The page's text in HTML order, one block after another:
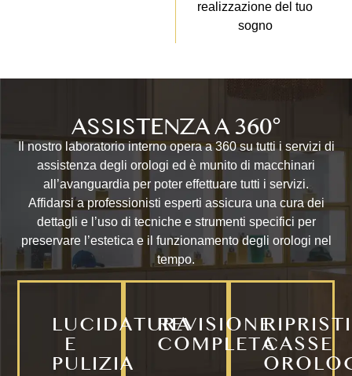
realizzazione del tuo
sogno
ASSISTENZAA 360°
Il nostro laboratorio interno opera a 360 su tutti i servizi di
assistenza degli orologi ed è munito di macchinari
all’avanguardia per poter effettuare tutti i servizi.
Affidarsi a professionisti esperti assicura una cura dei
dettagli e l’uso di tecniche e strumenti specifici per
preservare l’estetica e il funzionamento degli orologi nel
tempo.
LUCIDATURA
E
PULIZIA
REVISIONE
COMPLETACASSE